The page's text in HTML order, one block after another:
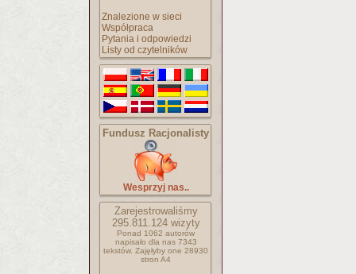
Znalezione w sieci
Współpraca
Pytania i odpowiedzi
Listy od czytelników
Fundusz Racjonalisty
Wesprzyj nas..
Zarejestrowaliśmy
295.811.124wizyty
Ponad 1062 autorów
napisało dla nas 7343
tekstów. Zajęłyby one 28930
stron A4